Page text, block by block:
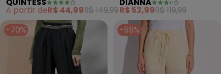
Crepe Plano
QUINTESS
A partir deR$ 44,99R$ 149,99
Pantalona em Tecido
(Marrom)
DIANNA
R$ 53,99R$ 119,99
-70%
-55%